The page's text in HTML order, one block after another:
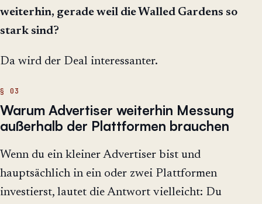
weiterhin, gerade weil die Walled Gardens so
stark sind?
Da wird der Deal interessanter.
Warum Advertiser weiterhin Messung
außerhalb der Plattformen brauchen
Wenn du ein kleiner Advertiser bist und
hauptsächlich in ein oder zwei Plattformen
investierst, lautet die Antwort vielleicht: Du